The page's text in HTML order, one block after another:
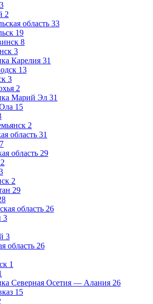
3
2
область 33
19
8
3
Карелия 31
13
3
2
Марий Эл 31
15
2
область 31
область 29
2
29
область 26
3
3
область 26
1
Северная Осетия — Алания 26
15